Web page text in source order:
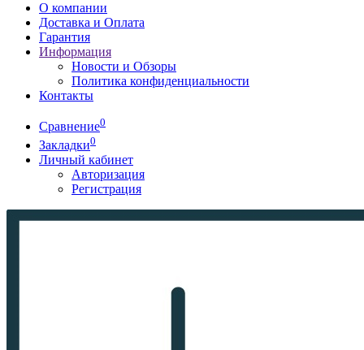
О компании
Доставка и Оплата
Гарантия
Информация
Новости и Обзоры
Политика конфиденциальности
Контакты
Сравнение0
Закладки0
Личный кабинет
Авторизация
Регистрация